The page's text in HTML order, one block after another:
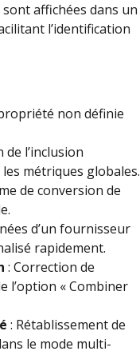
sont affichées dans un
l’identification
non définie
de l’inclusion
métriques globales.
de conversion de
d’un fournisseur
rapidement.
: Correction de
l’option « Combiner
: Rétablissement de
le mode multi-